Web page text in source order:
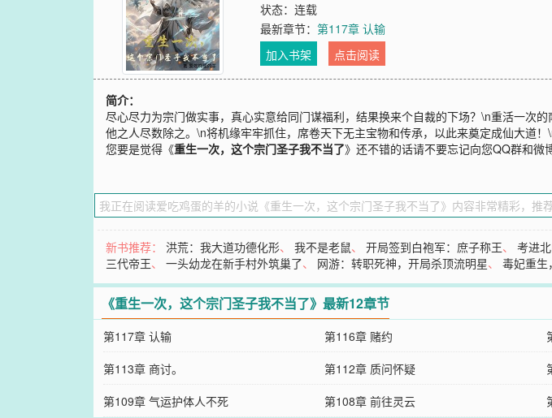
状态：连载
最新章节：第117章 认输
加入书架
点击阅读
简介：
尽心尽力为宗门做实事，真心实意给同门谋福利，结果换来个自裁的下场？\n重活一次
他之人尽数除之。\n将机缘牢牢抓住，席卷天下无主宝物和传承，以此来奠定成仙大道
您要是觉得《重生一次，这个宗门圣子我不当了》还不错的话请不要忘记向您QQ群和微
新书推荐：洪荒：我大道功德化形、我不是老鼠、开局签到白袍军：庶子称王、考进
三代帝王、一头幼龙在新手村外筑巢了、 网游：转职死神，开局杀顶流明星、毒妃重生
《重生一次，这个宗门圣子我不当了》最新12章节
第117章 认输 第116章 赌约
第113章 商讨。
第112章 质问怀疑
第109章 气运护体人不死
第108章 前往灵云